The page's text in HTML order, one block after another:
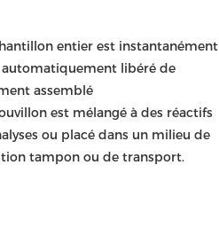
entier est instantanément
automatiquement libéré de
assemblé
est mélangé à des réactifs
ou placé dans un milieu de
tampon ou de transport.